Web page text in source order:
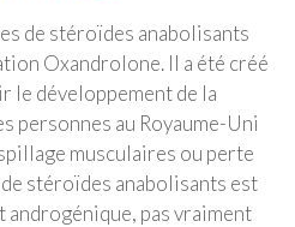
de stéroïdes anabolisants
Oxandrolone. Il a été créé
le développement de la
personnes au Royaume-Uni
musculaires ou perte
stéroïdes anabolisants est
androgénique, pas vraiment